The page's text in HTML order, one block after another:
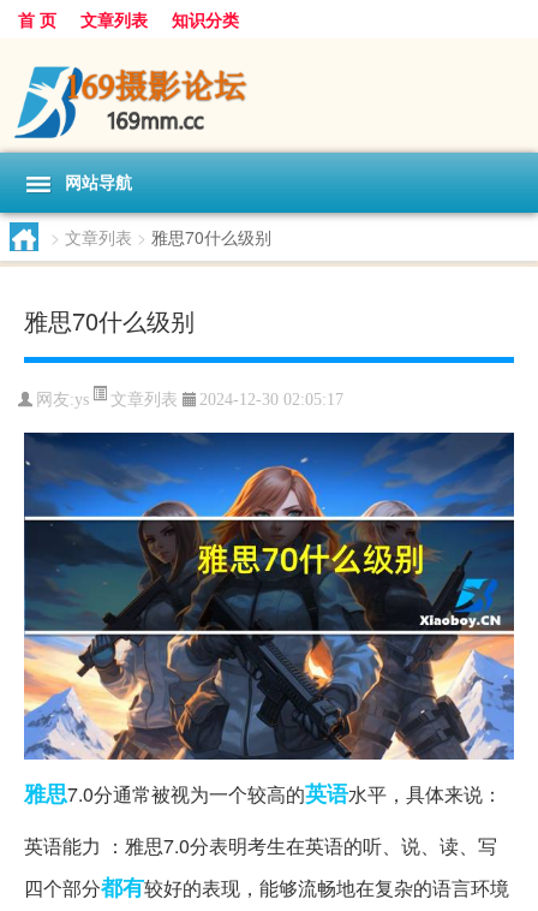
首 页 文章列表 知识分类
网站导航
> 文章列表 > 雅思70什么级别
雅思70什么级别
网友:ys 文章列表 2024-12-30 02:05:17
雅思7.0分通常被视为一个较高的英语水平，具体来说：
英语能力 ：雅思7.0分表明考生在英语的听、说、读、写
四个部分都有较好的表现，能够流畅地在复杂的语言环境